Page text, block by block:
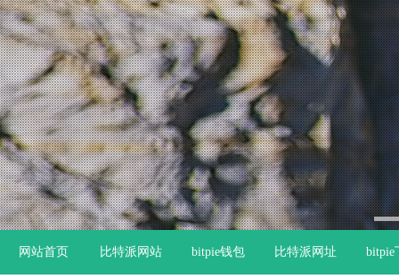
1
网站首页 比特派网站 bitpie钱包 比特派网址 bitpie